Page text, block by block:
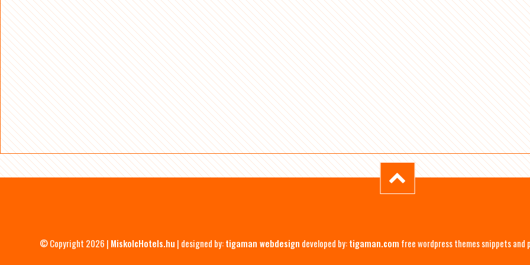
© Copyright 2026 | MiskolcHotels.hu | designed by:tigaman webdesign developed by:tigaman.com free wordpress themes snippets and